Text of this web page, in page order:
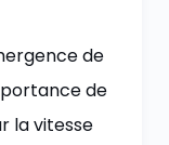
de
de
la vitesse